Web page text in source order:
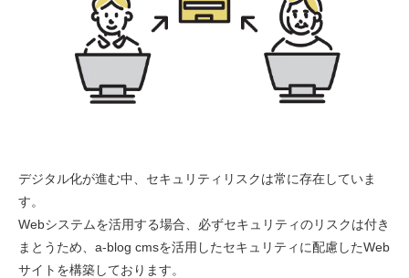
デジタル化が進む中、セキュリティリスクは常に存在していま
す。
Webシステムを活用する場合、必ずセキュリティのリスクは付き
まとうため、a-blog cmsを活用したセキュリティに配慮したWeb
サイトを構築しております。